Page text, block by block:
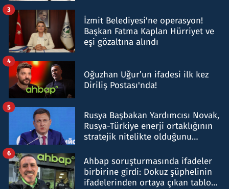
İzmit Belediyesi'ne operasyon!
Başkan Fatma Kaplan Hürriyet ve
eşi gözaltına alındı
3
Oğuzhan Uğur’un ifadesi ilk kez
Diriliş Postası'nda!
4
Rusya Başbakan Yardımcısı Novak,
Rusya-Türkiye enerji ortaklığının
stratejik nitelikte olduğunu
5
Ahbap soruşturmasında ifadeler
birbirine girdi: Dokuz şüphelinin
ifadelerinden ortaya çıkan tablo
6